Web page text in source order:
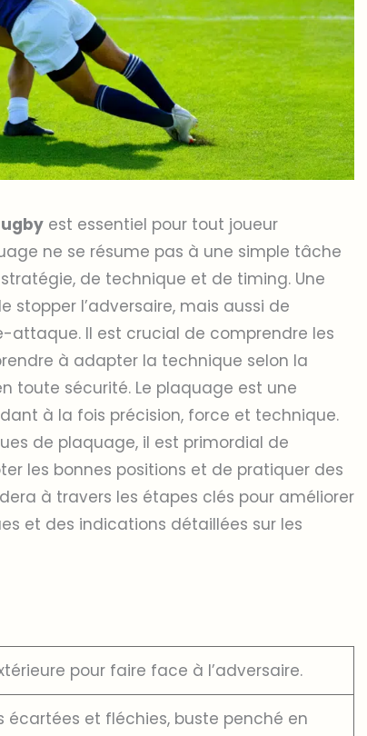
est essentiel pour tout joueur
ne se résume pas à une simple tâche
de technique et de timing. Une
l’adversaire, mais aussi de
attaque. Il est crucial de comprendre les
à adapter la technique selon la
toute sécurité. Le plaquage est une
à la fois précision, force et technique.
de plaquage, il est primordial de
les bonnes positions et de pratiquer des
à travers les étapes clés pour améliorer
et des indications détaillées sur les
pour faire face à l’adversaire.
écartées et fléchies, buste penché en